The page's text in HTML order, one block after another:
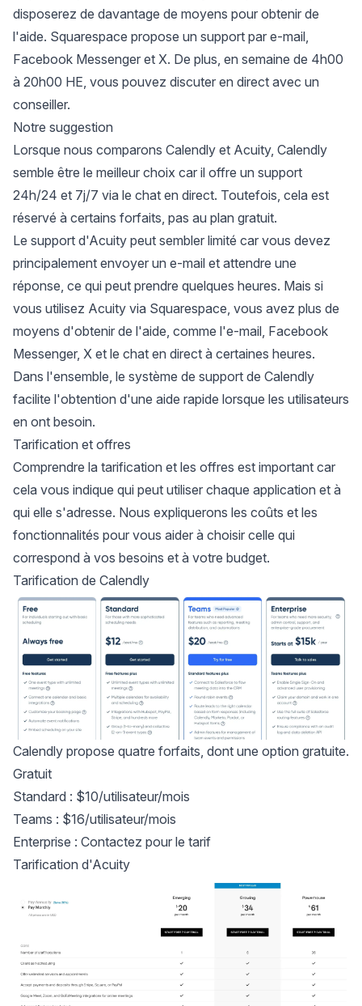
disposerez de davantage de moyens pour obtenir de
l'aide. Squarespace propose un support par e-mail,
Facebook Messenger et X. De plus, en semaine de 4h00
à 20h00 HE, vous pouvez discuter en direct avec un
conseiller.
Notre suggestion
Lorsque nous comparons Calendly et Acuity, Calendly
semble être le meilleur choix car il offre un support
24h/24 et 7j/7 via le chat en direct. Toutefois, cela est
réservé à certains forfaits, pas au plan gratuit.
Le support d'Acuity peut sembler limité car vous devez
principalement envoyer un e-mail et attendre une
réponse, ce qui peut prendre quelques heures. Mais si
vous utilisez Acuity via Squarespace, vous avez plus de
moyens d'obtenir de l'aide, comme l'e-mail, Facebook
Messenger, X et le chat en direct à certaines heures.
Dans l'ensemble, le système de support de Calendly
facilite l'obtention d'une aide rapide lorsque les utilisateurs
en ont besoin.
Tarification et offres
Comprendre la tarification et les offres est important car
cela vous indique qui peut utiliser chaque application et à
qui elle s'adresse. Nous expliquerons les coûts et les
fonctionnalités pour vous aider à choisir celle qui
correspond à vos besoins et à votre budget.
Tarification de Calendly
Calendly propose quatre forfaits, dont une option gratuite.
Gratuit
Standard : $10/utilisateur/mois
Teams : $16/utilisateur/mois
Enterprise : Contactez pour le tarif
Tarification d'Acuity